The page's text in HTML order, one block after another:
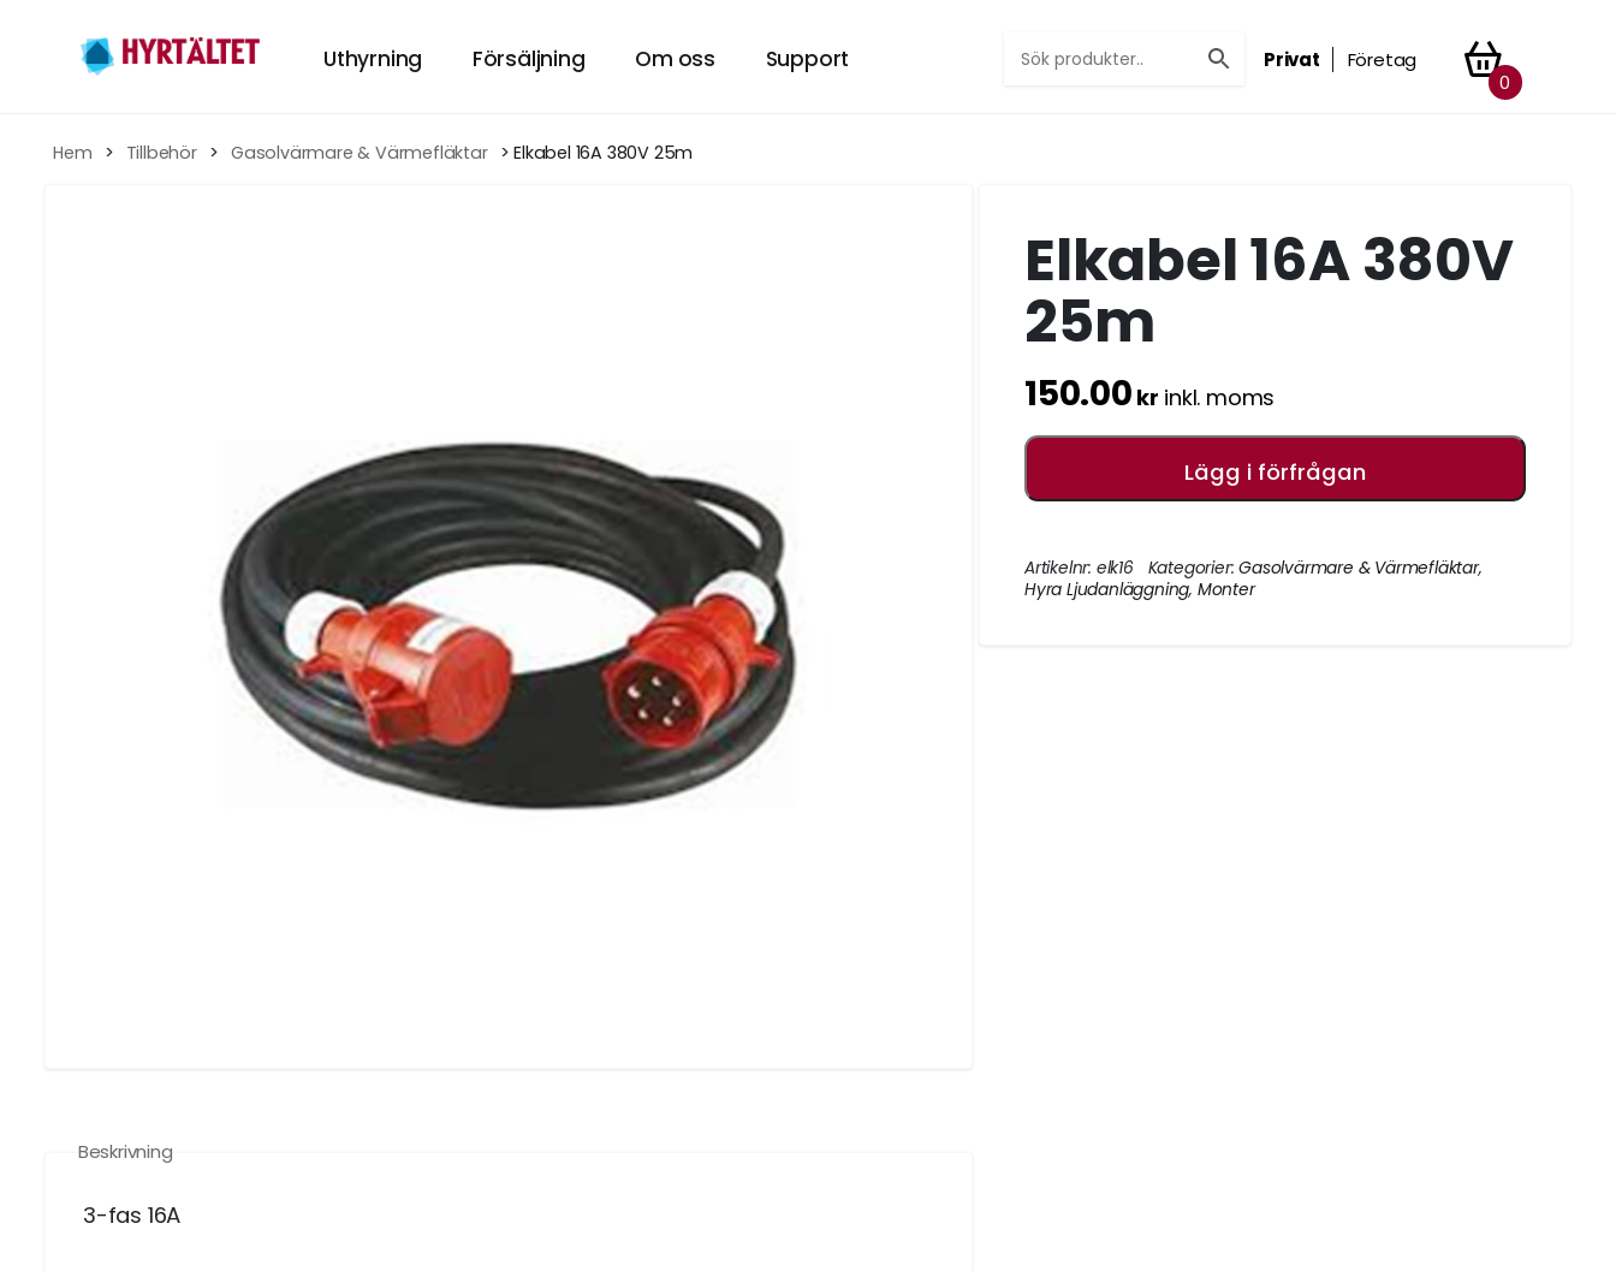
Uthyrning
Hyr tält
TILLBEHÖREN TILL EVENTET.
Festpaket
SE VÅRA FESTPAKET.
Möbelförvaring
LÅT OSS FÖRVARA DIN UTESERVERINGS
MÖBLER PÅ VINTERN.
Försäljning
Försäljning PopUp-tält
Om oss Support Privat
Företag
0
Hem > Tillbehör > Gasolvärmare & Värmefläktar > Elkabel 16A 380V 25m
Beskrivning
3-fas 16A
Elkabel 16A 380V
25m
150.00 kr inkl. moms
Lägg i förfrågan
Artikelnr: elk16 Kategorier:Gasolvärmare & Värmefläktar,
Hyra Ljudanläggning, Monter